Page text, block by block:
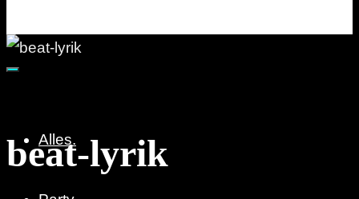
Alles.
beat-lyrik